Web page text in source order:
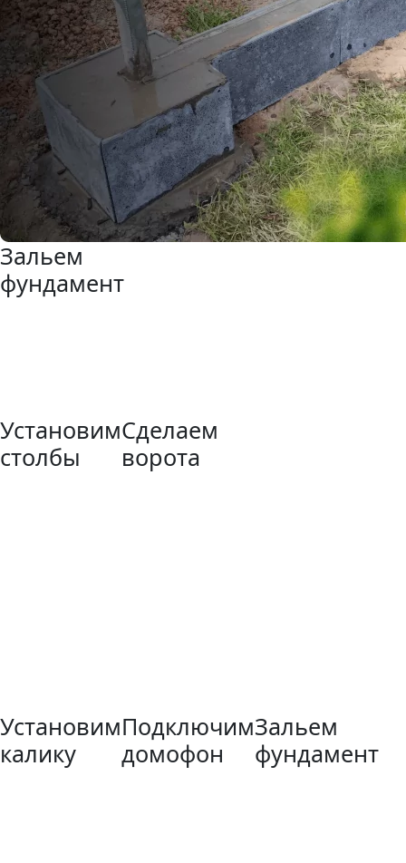
Зальем
фундамент
Установим
столбы
Сделаем
ворота
Установим
калику
Подключим
домофон
Зальем
фундамент